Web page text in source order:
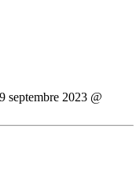
septembre 2023 @